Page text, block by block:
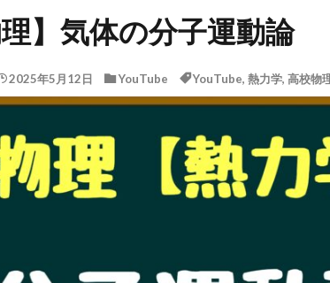
理】気体の分子運動論
2025年5月12日 YouTube YouTube, 熱力学, 高校物